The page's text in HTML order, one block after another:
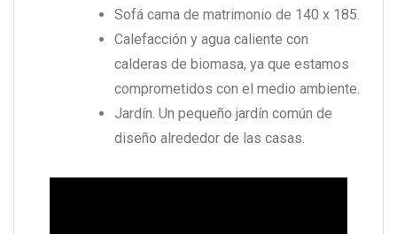
Sofá cama de matrimonio de 140 x 185.
Calefacción y agua caliente con
calderas de biomasa, ya que estamos
comprometidos con el medio ambiente.
Jardín. Un pequeño jardín común de
diseño alrededor de las casas.